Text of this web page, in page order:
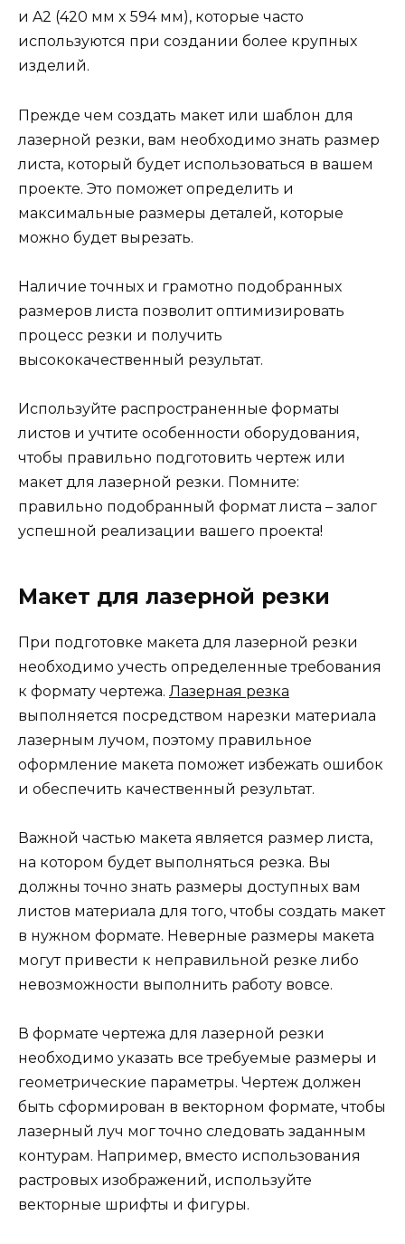
и A2 (420 мм x 594 мм), которые часто
используются при создании более крупных
изделий.
Прежде чем создать макет или шаблон для
лазерной резки, вам необходимо знать размер
листа, который будет использоваться в вашем
проекте. Это поможет определить и
максимальные размеры деталей, которые
можно будет вырезать.
Наличие точных и грамотно подобранных
размеров листа позволит оптимизировать
процесс резки и получить
высококачественный результат.
Используйте распространенные форматы
листов и учтите особенности оборудования,
чтобы правильно подготовить чертеж или
макет для лазерной резки. Помните:
правильно подобранный формат листа – залог
успешной реализации вашего проекта!
Макет для лазерной резки
При подготовке макета для лазерной резки
необходимо учесть определенные требования
к формату чертежа. Лазерная резка
выполняется посредством нарезки материала
лазерным лучом, поэтому правильное
оформление макета поможет избежать ошибок
и обеспечить качественный результат.
Важной частью макета является размер листа,
на котором будет выполняться резка. Вы
должны точно знать размеры доступных вам
листов материала для того, чтобы создать макет
в нужном формате. Неверные размеры макета
могут привести к неправильной резке либо
невозможности выполнить работу вовсе.
В формате чертежа для лазерной резки
необходимо указать все требуемые размеры и
геометрические параметры. Чертеж должен
быть сформирован в векторном формате, чтобы
лазерный луч мог точно следовать заданным
контурам. Например, вместо использования
растровых изображений, используйте
векторные шрифты и фигуры.